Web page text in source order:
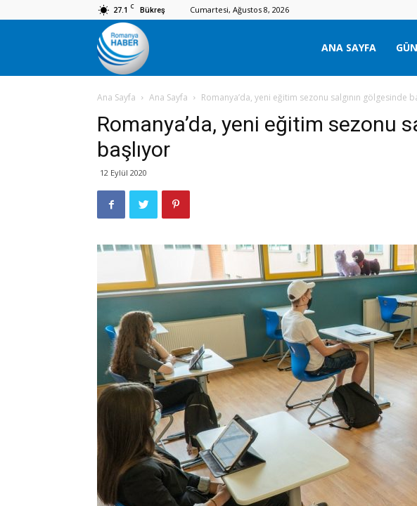
27.1 C Bükreş Cumartesi, Ağustos 8, 2026
Romanya
Haber
ANA SAYFA
Ana Sayfa Ana Sayfa Romanya’da, yeni eğitim sezonu salgının gölgesinde
Romanya’da, yeni eğitim sezonu
başlıyor
12 Eylül 2020